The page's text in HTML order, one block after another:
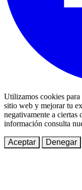
Utilizamos cookies
sitio web y mejorar tu
negativamente a ciertas
información consulta
Aceptar Denegar